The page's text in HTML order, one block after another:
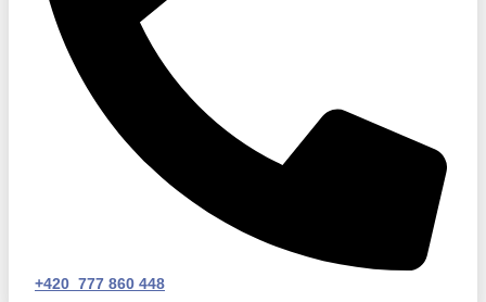
+420 777 860 448